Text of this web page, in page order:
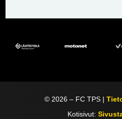
© 2026 – FC TPS |
Kotisivut: